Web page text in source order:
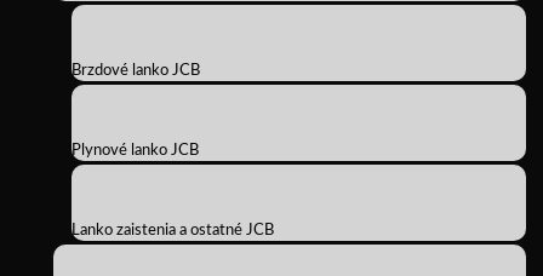
Brzdové lanko JCB
Plynové lanko JCB
Lanko zaistenia a ostatné JCB